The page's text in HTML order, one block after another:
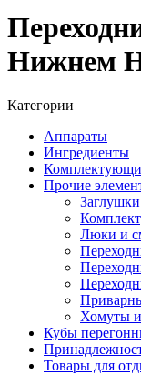
Нижнем
Категории
Аппараты
Ингредиенты
Прочие
Люки и
Хомуты
Кубы
Товары для